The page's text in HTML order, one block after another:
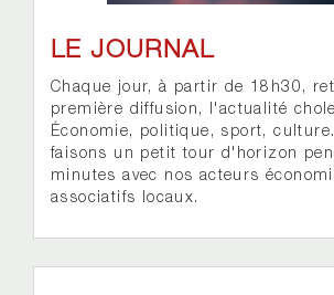
LE JOURNAL
Chaque jour, à partir de 18h30,
première diffusion, l'actualité
Économie, politique, sport,
faisons un petit tour d'horizon
minutes avec nos acteurs
associatifs locaux.